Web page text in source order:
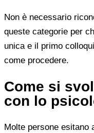
Non è necessario
queste categorie per
unica e il primo
come procedere.
Come si
con lo
Molte persone esitano